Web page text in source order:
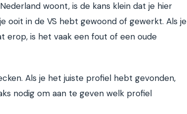
woont, is de kans klein dat je hier
ooit in de VS hebt gewoond of gewerkt. Als je
erop, is het vaak een fout of een oude
Als je het juiste profiel hebt gevonden,
nodig om aan te geven welk profiel